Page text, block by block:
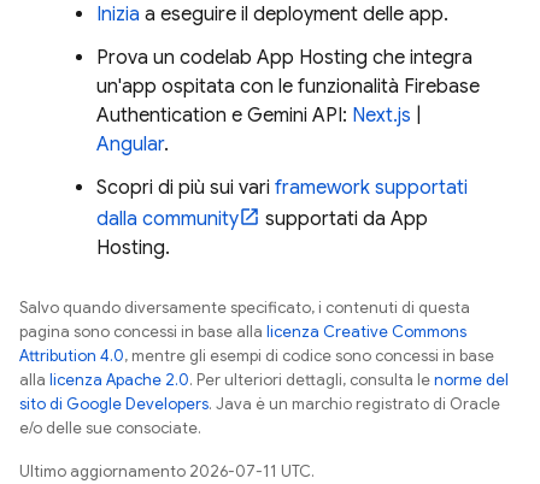
Inizia a eseguire il deployment delle app.
Prova un codelab App Hosting che integra
un'app ospitata con le funzionalità Firebase
Authentication e Gemini API: Next.js
Angular.
Scopri di più sui vari framework supportati
dalla community
supportati da App
Hosting.
Salvo quando diversamente specificato, i contenuti di questa
pagina sono concessi in base alla licenza Creative Commons
Attribution 4.0, mentre gli esempi di codice sono concessi in base
alla licenza Apache 2.0. Per ulteriori dettagli, consulta lenorme del
sito di Google Developers. Java è un marchio registrato di Oracle
e/o delle sue consociate.
Ultimo aggiornamento 2026-07-11 UTC.